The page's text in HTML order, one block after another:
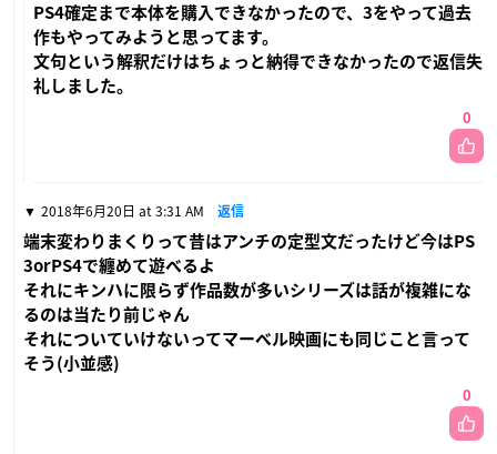
PS4確定まで本体を購入できなかったので、3をやって過去
作もやってみようと思ってます。
文句という解釈だけはちょっと納得できなかったので返信失
礼しました。
0
2018年6月20日 at 3:31 AM 返信
端末変わりまくりって昔はアンチの定型文だったけど今はPS
3orPS4で纏めて遊べるよ
それにキンハに限らず作品数が多いシリーズは話が複雑にな
るのは当たり前じゃん
それについていけないってマーベル映画にも同じこと言って
そう(小並感)
0